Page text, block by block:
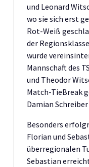
und Leonard
wo sie sich erst
Rot-Weiß
der
wurde
Mannschaft des
und Theodor
Match-TieBreak
Damian
Besonders
Florian und
überregionalen
Sebastian